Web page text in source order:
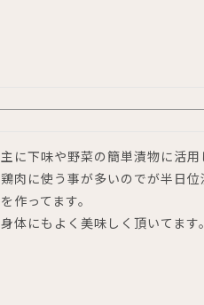
主に下味や野菜の簡単漬物に活用
鶏肉に使う事が多いのでが半日
を作ってます。
身体にもよく美味しく頂いてます